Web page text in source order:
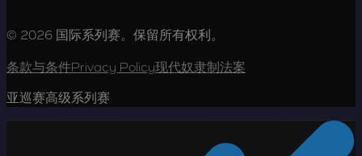
© 2026 国际系列赛。保留所有权利。
条款与条件Privacy Policy现代奴隶制法案
亚巡赛高级系列赛